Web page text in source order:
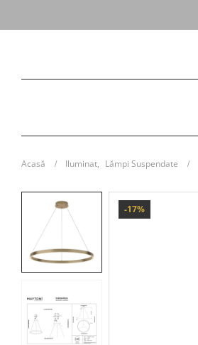
Acasă Iluminat, Lămpi Suspendate
-17%